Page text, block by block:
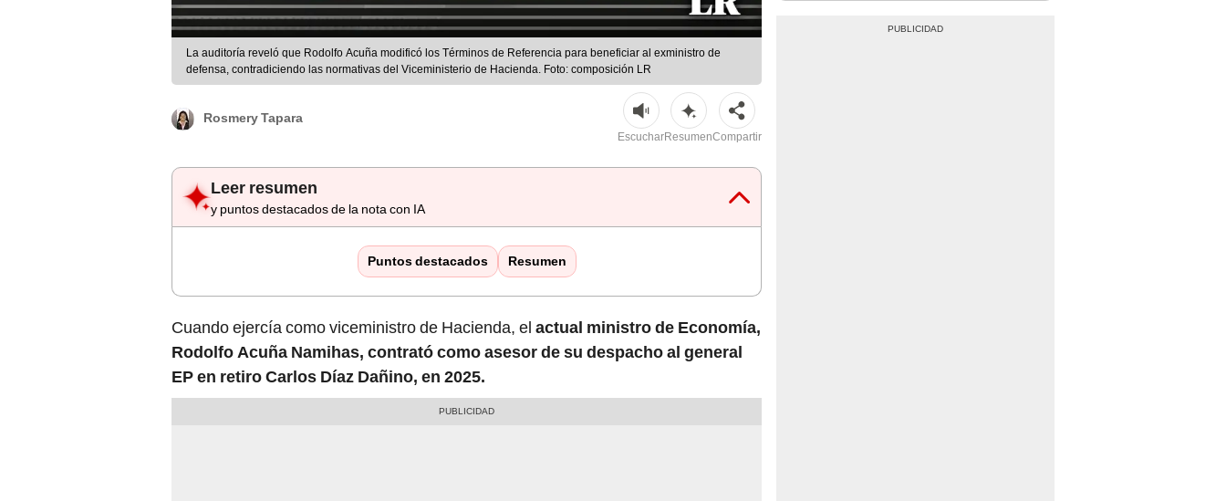
La auditoría reveló que Rodolfo Acuña modificó los Términos de Referencia para beneficiar al exministro de
defensa, contradiciendo las normativas del Viceministerio de Hacienda. Foto: composición LR
Rosmery Tapara
EscucharResumenCompartir
Leer resumen
y puntos destacados de la nota con IA
Puntos destacados Resumen
Cuando ejercía como viceministro de Hacienda, el actual ministro de Economía,
Rodolfo Acuña Namihas, contrató como asesor de su despacho al general
EP en retiro Carlos Díaz Dañino, en 2025.